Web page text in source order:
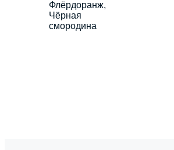
Флёрдоранж,
Чёрная
смородина